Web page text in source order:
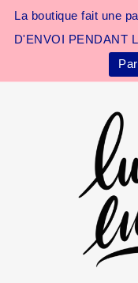
La boutique fait une
D'ENVOI PENDANT